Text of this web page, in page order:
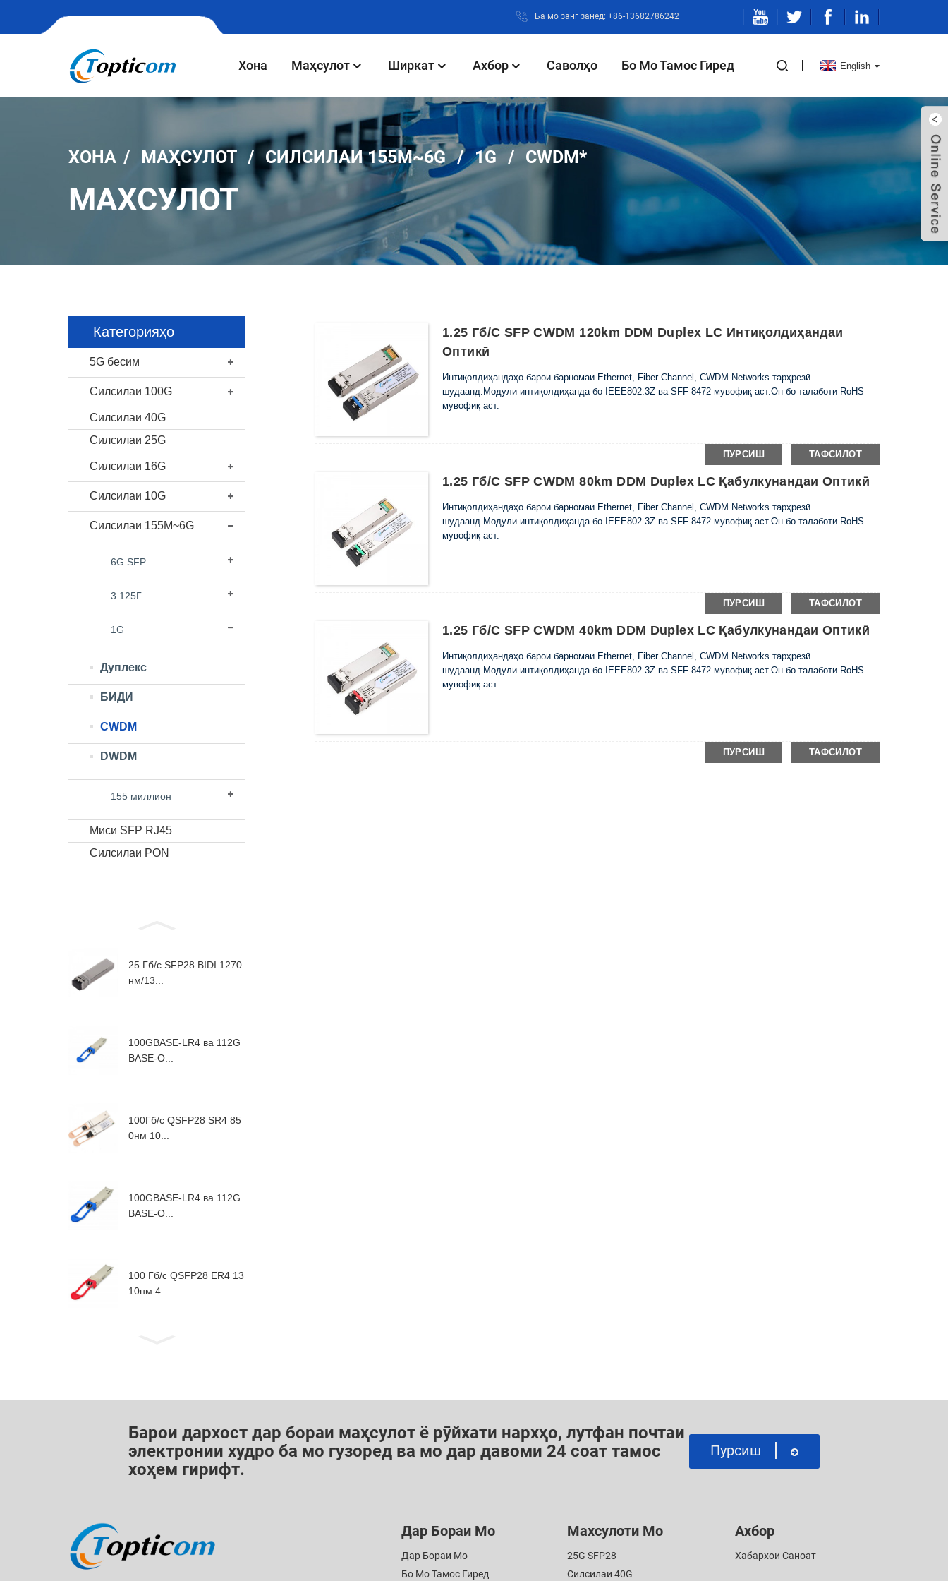
Ба мо занг занед: +86-13682786242
Хона Маҳсулот Ширкат Ахбор Саволҳо Бо Мо Тамос Гиред English
ХОНА МАҲСУЛОТ СИЛСИЛАИ 155M~6G 1G CWDM*
МАХСУЛОТ
Категорияҳо
5G бесим
Силсилаи 100G
Силсилаи 40G
Силсилаи 25G
Силсилаи 16G
Силсилаи 10G
Силсилаи 155M~6G
6G SFP
3.125Г
1G
Дуплекс
БИДИ
CWDM
DWDM
155 миллион
Миси SFP RJ45
Силсилаи PON
25 Гб/с SFP28 BIDI 1270
нм/13...
100GBASE-LR4 ва 112G
BASE-O...
100Гб/с QSFP28 SR4 85
0нм 10...
100GBASE-LR4 ва 112G
BASE-O...
100 Гб/с QSFP28 ER4 13
10нм 4...
1.25 Гб/с SFP CWDM 120km DDM Duplex LC Интиқолдиҳандаи
Оптикӣ
Интиқолдиҳандаҳо барои барномаи Ethernet, Fiber Channel, CWDM Networks тарҳрезӣ
шудаанд.Модули интиқолдиҳанда бо IEEE802.3Z ва SFF-8472 мувофиқ аст.Он бо талаботи RoHS
мувофиқ аст.
ПУРСИШ ТАФСИЛОТ
1.25 Гб/с SFP CWDM 80km DDM Duplex LC Қабулкунандаи Оптикӣ
Интиқолдиҳандаҳо барои барномаи Ethernet, Fiber Channel, CWDM Networks тарҳрезӣ
шудаанд.Модули интиқолдиҳанда бо IEEE802.3Z ва SFF-8472 мувофиқ аст.Он бо талаботи RoHS
мувофиқ аст.
ПУРСИШ ТАФСИЛОТ
1.25 Гб/с SFP CWDM 40km DDM Duplex LC Қабулкунандаи Оптикӣ
Интиқолдиҳандаҳо барои барномаи Ethernet, Fiber Channel, CWDM Networks тарҳрезӣ
шудаанд.Модули интиқолдиҳанда бо IEEE802.3Z ва SFF-8472 мувофиқ аст.Он бо талаботи RoHS
мувофиқ аст.
ПУРСИШ ТАФСИЛОТ
Барои дархост дар бораи маҳсулот ё рӯйхати нархҳо, лутфан почтаи
электронии худро ба мо гузоред ва мо дар давоми 24 соат тамос
хоҳем гирифт.
Пурсиш
Дар Бораи Мо
Дар Бораи Мо
Бо Мо Тамос Гиред
Махсулоти Мо
25G SFP28
Силсилаи 40G
Ахбор
Хабархои Саноат